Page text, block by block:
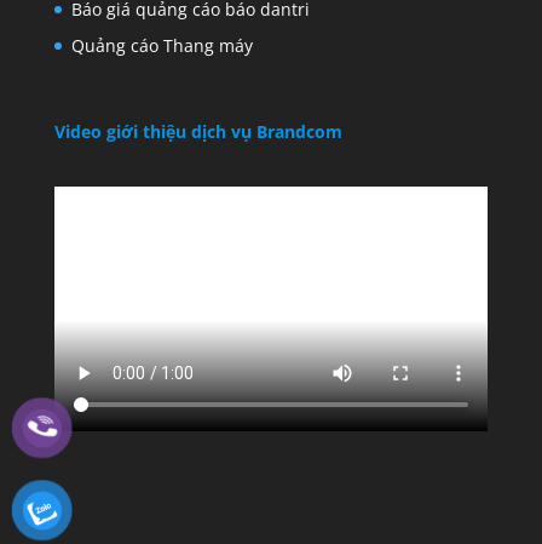
Báo giá quảng cáo báo dantri
Quảng cáo Thang máy
Video giới thiệu dịch vụ Brandcom